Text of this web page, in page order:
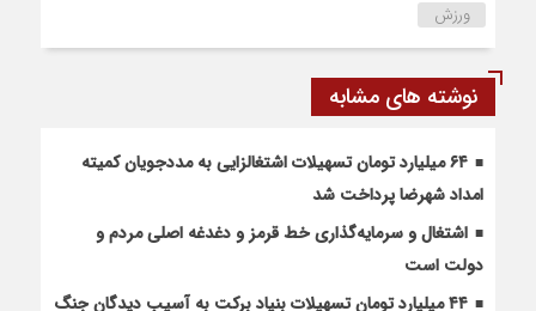
ورزش
نوشته های مشابه
۶۴ میلیارد تومان تسهیلات اشتغالزایی به مددجویان کمیته
امداد شهرضا پرداخت شد
اشتغال و سرمایه‌گذاری خط قرمز و دغدغه اصلی مردم و
دولت است
۴۴ میلیارد تومان تسهیلات بنیاد برکت به آسیب دیدگان جنگ